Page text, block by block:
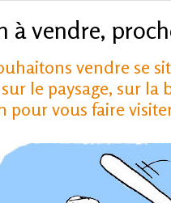
à vendre,
vendre se
le paysage, sur
pour vous faire